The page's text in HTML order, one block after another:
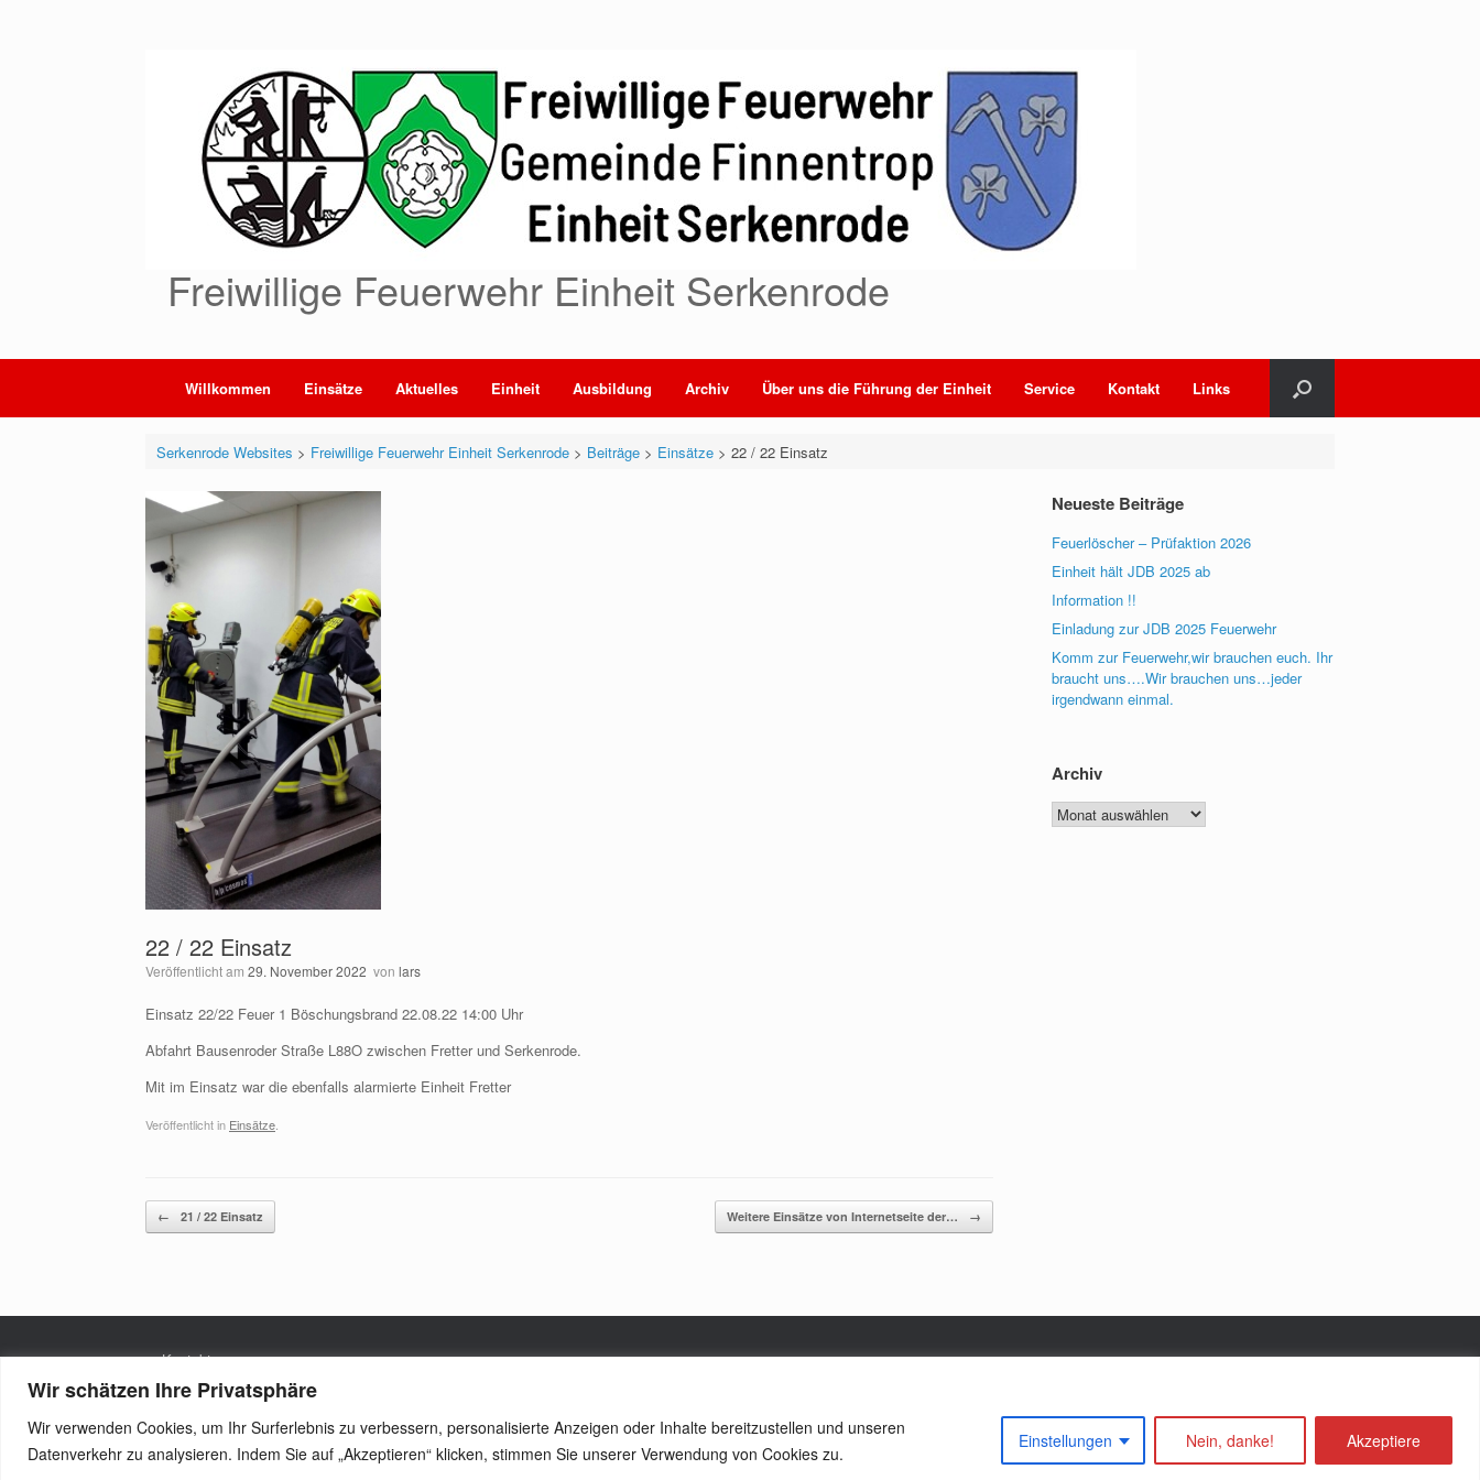
Wir schätzen Ihre Privatsphäre
Wir verwenden Cookies, um Ihr Surferlebnis zu verbessern, personalisierte Anzeigen oder Inhalte bereitzustellen und unseren
Datenverkehr zu analysieren. Indem Sie auf „Akzeptieren“ klicken, stimmen Sie unserer Verwendung von Cookies zu.
Einstellungen Nein, danke! Akzeptiere
Freiwillige Feuerwehr Einheit Serkenrode
Willkommen Einsätze Aktuelles Einheit Ausbildung Archiv Über uns die Führung der Einheit Service Kontakt Links
Serkenrode Websites > Freiwillige Feuerwehr Einheit Serkenrode> Beiträge> Einsätze> 22 / 22 Einsatz
22 / 22 Einsatz
Veröffentlicht am 29. November 2022 von lars
Einsatz 22/22 Feuer 1 Böschungsbrand 22.08.22 14:00 Uhr
Abfahrt Bausenroder Straße L88O zwischen Fretter und Serkenrode.
Mit im Einsatz war die ebenfalls alarmierte Einheit Fretter
Veröffentlicht in Einsätze.
Beitragsnavigation
← 21 / 22 Einsatz Weitere Einsätze von Internetseite der… →
Neueste Beiträge
Feuerlöscher – Prüfaktion 2026
Einheit hält JDB 2025 ab
Information !!
Einladung zur JDB 2025 Feuerwehr
Komm zur Feuerwehr,wir brauchen euch. Ihr
braucht uns….Wir brauchen uns…jeder
irgendwann einmal.
Archiv
Archiv
Kontakt
Datenschutzerklärung